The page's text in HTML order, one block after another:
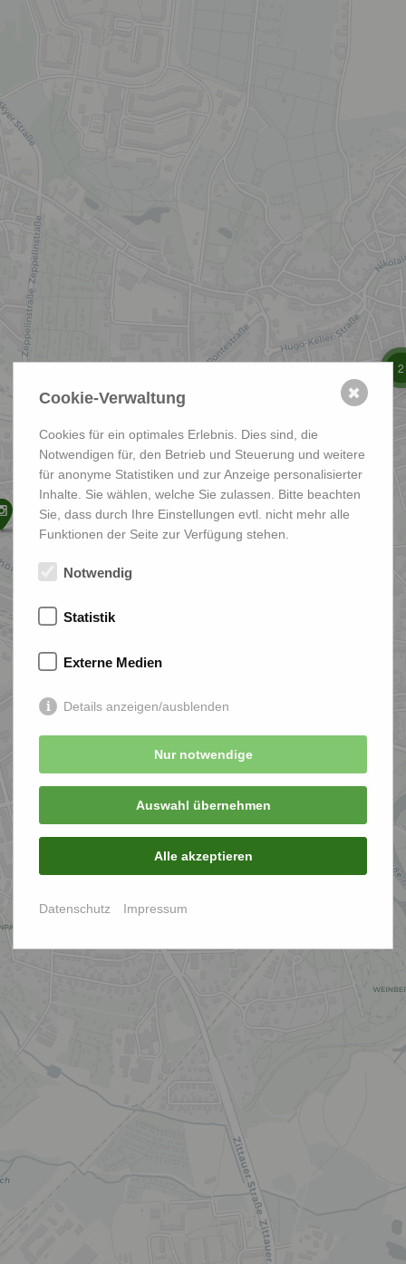
2
Cookie-Verwaltung
Cookies für ein optimales Erlebnis. Dies sind, die
Notwendigen für, den Betrieb und Steuerung und weitere
für anonyme Statistiken und zur Anzeige personalisierter
Inhalte. Sie wählen, welche Sie zulassen. Bitte beachten
Sie, dass durch Ihre Einstellungen evtl. nicht mehr alle
Funktionen der Seite zur Verfügung stehen.
Notwendig
Statistik
Externe Medien
Details anzeigen/ausblenden
Nur notwendige
Auswahl übernehmen
Alle akzeptieren
Datenschutz Impressum
✖